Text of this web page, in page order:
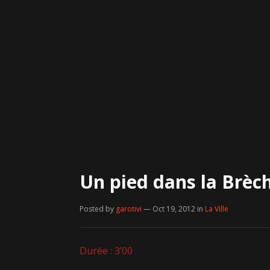
Un pied dans la
Posted by garotivi — Oct 19, 2012 in La Ville
Durée : 3’00